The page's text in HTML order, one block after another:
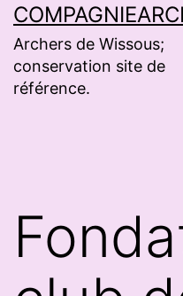
Archers de Wissous;
conservation site de
référence.